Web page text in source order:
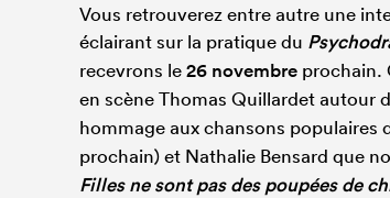
Vous retrouverez entre autre une
éclairant sur la pratique du
recevrons le26 novembre prochain.
en scène Thomas Quillardet autour
hommage aux chansons populaires
prochain) et Nathalie Bensard que
Filles ne sont pas des poupées de